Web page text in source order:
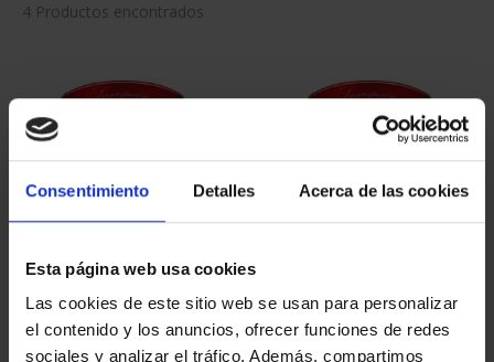
Consentimiento Detalles Acerca de las cookies
Esta página web usa cookies
Las cookies de este sitio web se usan para personalizar
el contenido y los anuncios, ofrecer funciones de redes
sociales y analizar el tráfico. Además, compartimos
4 Productos encontrados
SUSCRIPCIÓN
CAPITALES DE
PROVINCIA 1
SUSCRIPCIÓN
CAPITALES DE
PROVINCIA 2